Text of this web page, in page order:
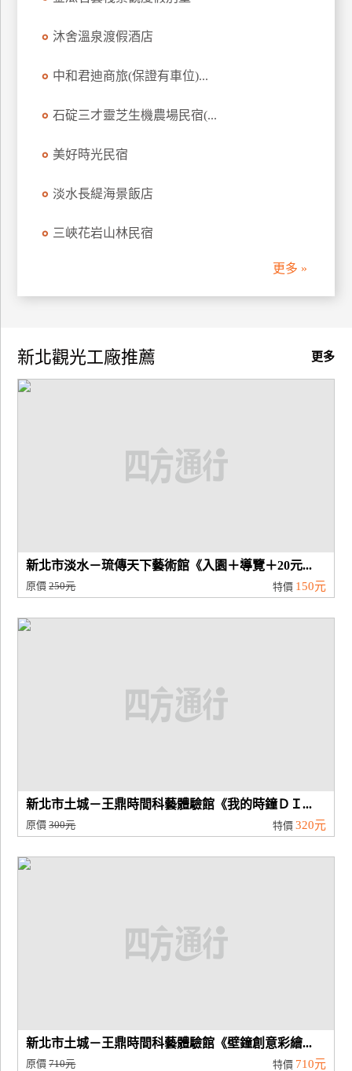
廠
劃
品
沐舍溫泉渡假酒店
中和君迪商旅(保證有車位)...
石碇三才靈芝生機農場民宿(...
美好時光民宿
淡水長緹海景飯店
三峽花岩山林民宿
更多 »
更多
新北觀光工廠推薦
新北市淡水－琉傳天下藝術館《入園＋導覽＋20元...
原價250元 特價 150元
新北市土城－王鼎時間科藝體驗館《我的時鐘ＤＩ...
原價300元 特價 320元
新北市土城－王鼎時間科藝體驗館《壁鐘創意彩繪...
原價710元 特價 710元